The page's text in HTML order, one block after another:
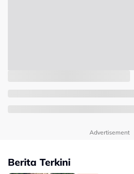
Advertisement
Berita Terkini